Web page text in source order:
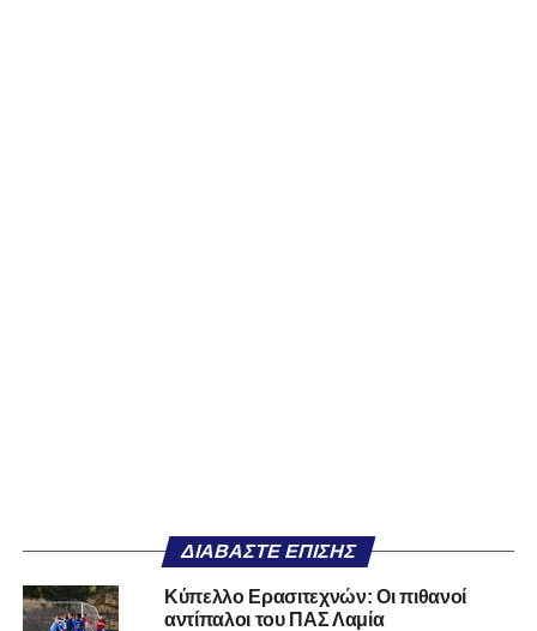
ΔΙΑΒΆΣΤΕ ΕΠΊΣΗΣ
Κύπελλο Ερασιτεχνών: Οι πιθανοί
αντίπαλοι του ΠΑΣ Λαμία